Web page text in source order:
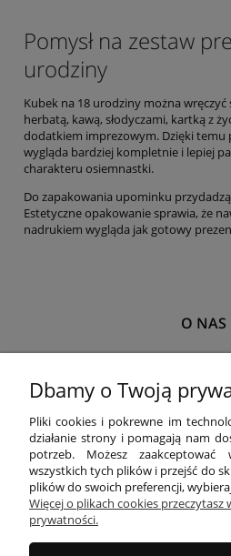
Pomysł na zestaw
urodziny
Kubek na 18 urodziny można wręczyć
herbatą, kawą, słodyczami, kartką z
dodatkiem imprezowym. Dzięki temu
wygląda bardziej kompletnie i lepiej
charakteru osiemnastki.
Do zapakowania upominku
Estetyczne opakowanie sprawia, że
nadrukiem wygląda jak gotowy
O NAS
MOJE
PŁATNOŚCI I
Dbamy o Twoją
Pliki cookies i pokrewne im
działanie strony i pomagają nam
potrzeb. Możesz zaakceptować
wszystkich tych plików i przejść do
plików do swoich preferencji,
Więcej o plikach cookies przeczytasz
prywatności.